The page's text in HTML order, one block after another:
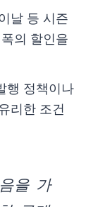
날 등 시즌
의 할인을
행 정책이나
리한 조건
을 가